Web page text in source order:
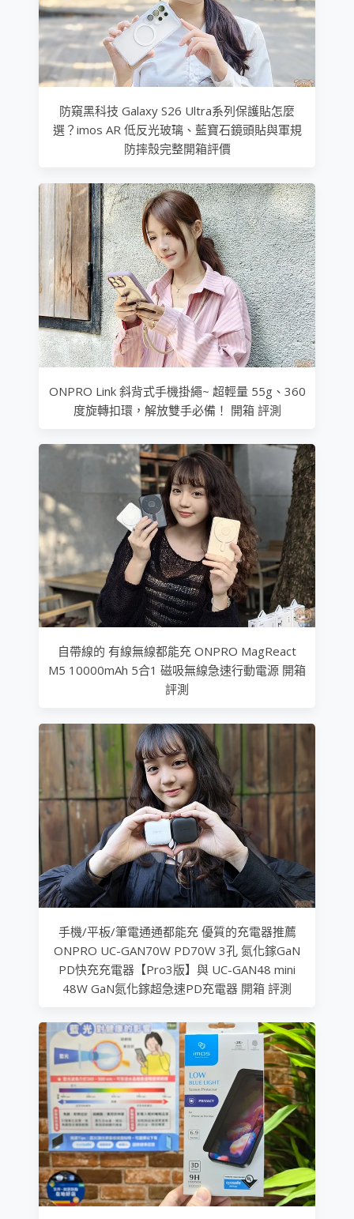
防窺黑科技 Galaxy S26 Ultra系列保護貼怎麼
選？imos AR 低反光玻璃、藍寶石鏡頭貼與軍規
防摔殼完整開箱評價
ONPRO Link 斜背式手機掛繩~ 超輕量 55g、360
度旋轉扣環，解放雙手必備！ 開箱 評測
自帶線的 有線無線都能充 ONPRO MagReact
M5 10000mAh 5合1 磁吸無線急速行動電源 開箱
評測
手機/平板/筆電通通都能充 優質的充電器推薦
ONPRO UC-GAN70W PD70W 3孔 氮化鎵GaN
PD快充充電器【Pro3版】與 UC-GAN48 mini
48W GaN氮化鎵超急速PD充電器 開箱 評測